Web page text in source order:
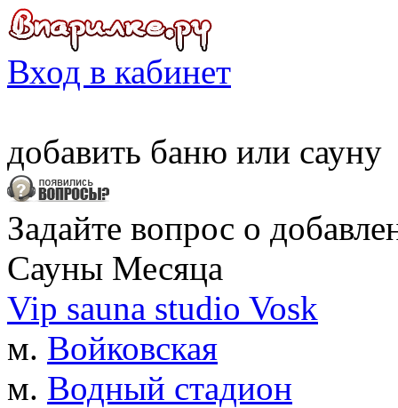
Вход в кабинет
добавить баню или сауну
Задайте вопрос о
Сауны Месяца
Vip sauna studio Vosk
м. Войковская
м. Водный стадион